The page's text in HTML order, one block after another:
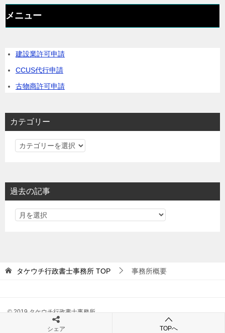
メニュー
建設業許可申請
CCUS代行申請
古物商許可申請
カテゴリー
カ
リ
ー
過去の記事
タケウチ行政書士事務所 TOP 事務所概要
© 2019 タケウチ行政書士事務所
シェア TOPへ